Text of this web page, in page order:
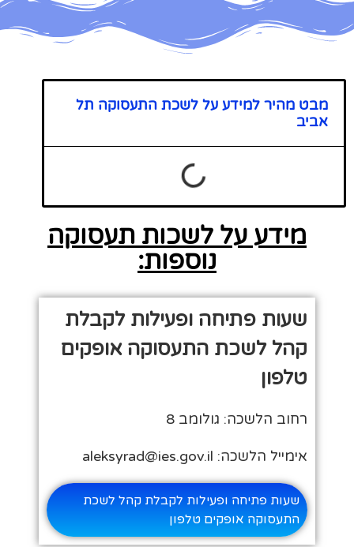
מבט מהיר למידע על לשכת התעסוקה תל
אביב
מידע על לשכות תעסוקה
נוספות:
שעות פתיחה ופעילות לקבלת
קהל לשכת התעסוקה אופקים
טלפון
רחוב הלשכה: גולומב 8
אימייל הלשכה: aleksyrad@ies.gov.il
שעות פתיחה ופעילות לקבלת קהל לשכת
התעסוקה אופקים טלפון